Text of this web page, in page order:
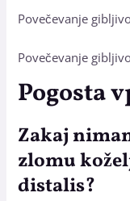
Povečevanje
Povečevanje
Pogosta
Zakaj
zlomu
distalis?